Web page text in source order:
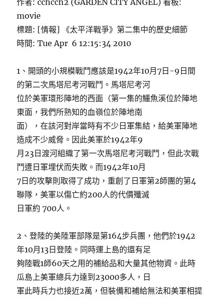
作者: cchcch2 (GARDEN CITY ANGEL) 看板:
movie
標題: [情報] 《太平洋戰爭》第二集中的歷史細節
時間: Tue Apr 6 12:15:34 2010
1、開頭的小規模戰鬥應該是1942年10月7日-9日間
的第二次馬塔尼考河戰鬥。馬塔尼考河
位於美軍環形陣地的西面（第一集的鱷魚溪位於陣地
東面，我們所熟知的血嶺位於陣地南
面），在該河對岸當時有不少日軍集結，給美軍陣地
造成不少威脅。因此美軍於1942年9
月23日渡河組織了第一次馬塔尼考河戰鬥，但此次戰
鬥遭日軍埋伏而失敗。而1942年10月
7日的攻擊則取得了成功，重創了日軍第2師團的第4
聯隊，美軍以傷亡約200人的代價殲滅
日軍約 700人。
2、登陸的美陸軍部隊是第164步兵團，他們於1942
年10月13日登陸。同時運上島的還有足
夠陸戰1師60天之用的補給品和大量其他物資。此時
瓜島上美軍總兵力達到23000多人，日
軍此時兵力也接近2萬，但裝備和補給無法和美軍相提